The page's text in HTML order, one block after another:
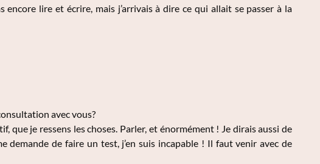
encore lire et écrire, mais j’arrivais à dire ce qui allait se passer à la
avec vous?
que je ressens les choses. Parler, et énormément ! Je dirais aussi de
demande de faire un test, j’en suis incapable ! Il faut venir avec de